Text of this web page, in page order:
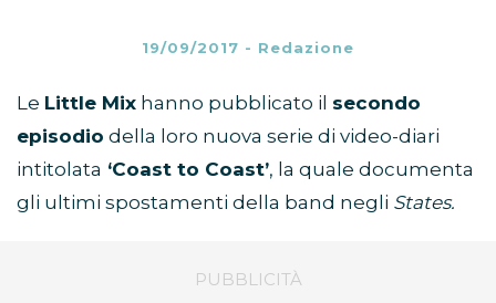
19/09/2017 - Redazione
Le Little Mix hanno pubblicato il secondo
episodio della loro nuova serie di video-diari
intitolata ‘Coast to Coast’, la quale documenta
gli ultimi spostamenti della band negli States.